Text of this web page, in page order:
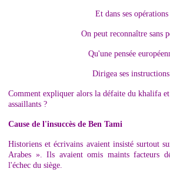
Et dans ses opérations
On peut reconnaître sans
Qu'une pensée
Dirigea ses instructions.
Comment expliquer alors la défaite du khalifa et
assaillants ?
Cause de l'insuccès de Ben Tami
Historiens et écrivains avaient insisté surtout
Arabes ». Ils avaient omis maints facteurs
l'échec du siège.